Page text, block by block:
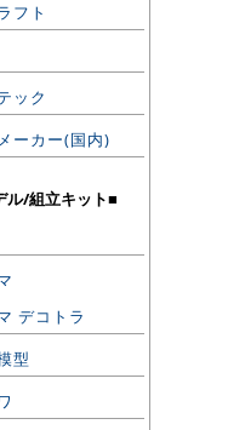
フト
ック
ーカー(国内)
ル/組立キット■
デコトラ
型